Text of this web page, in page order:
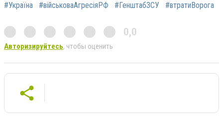
#Україна #військоваАгресіяРФ #ГенштабЗСУ #втратиВорога
0,0
Авторизируйтесь, чтобы оценить